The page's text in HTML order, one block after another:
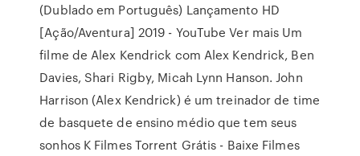
(Dublado em Português) Lançamento HD
[Ação/Aventura] 2019 - YouTube Ver mais Um
filme de Alex Kendrick com Alex Kendrick, Ben
Davies, Shari Rigby, Micah Lynn Hanson. John
Harrison (Alex Kendrick) é um treinador de time
de basquete de ensino médio que tem seus
sonhos K Filmes Torrent Grátis - Baixe Filmes